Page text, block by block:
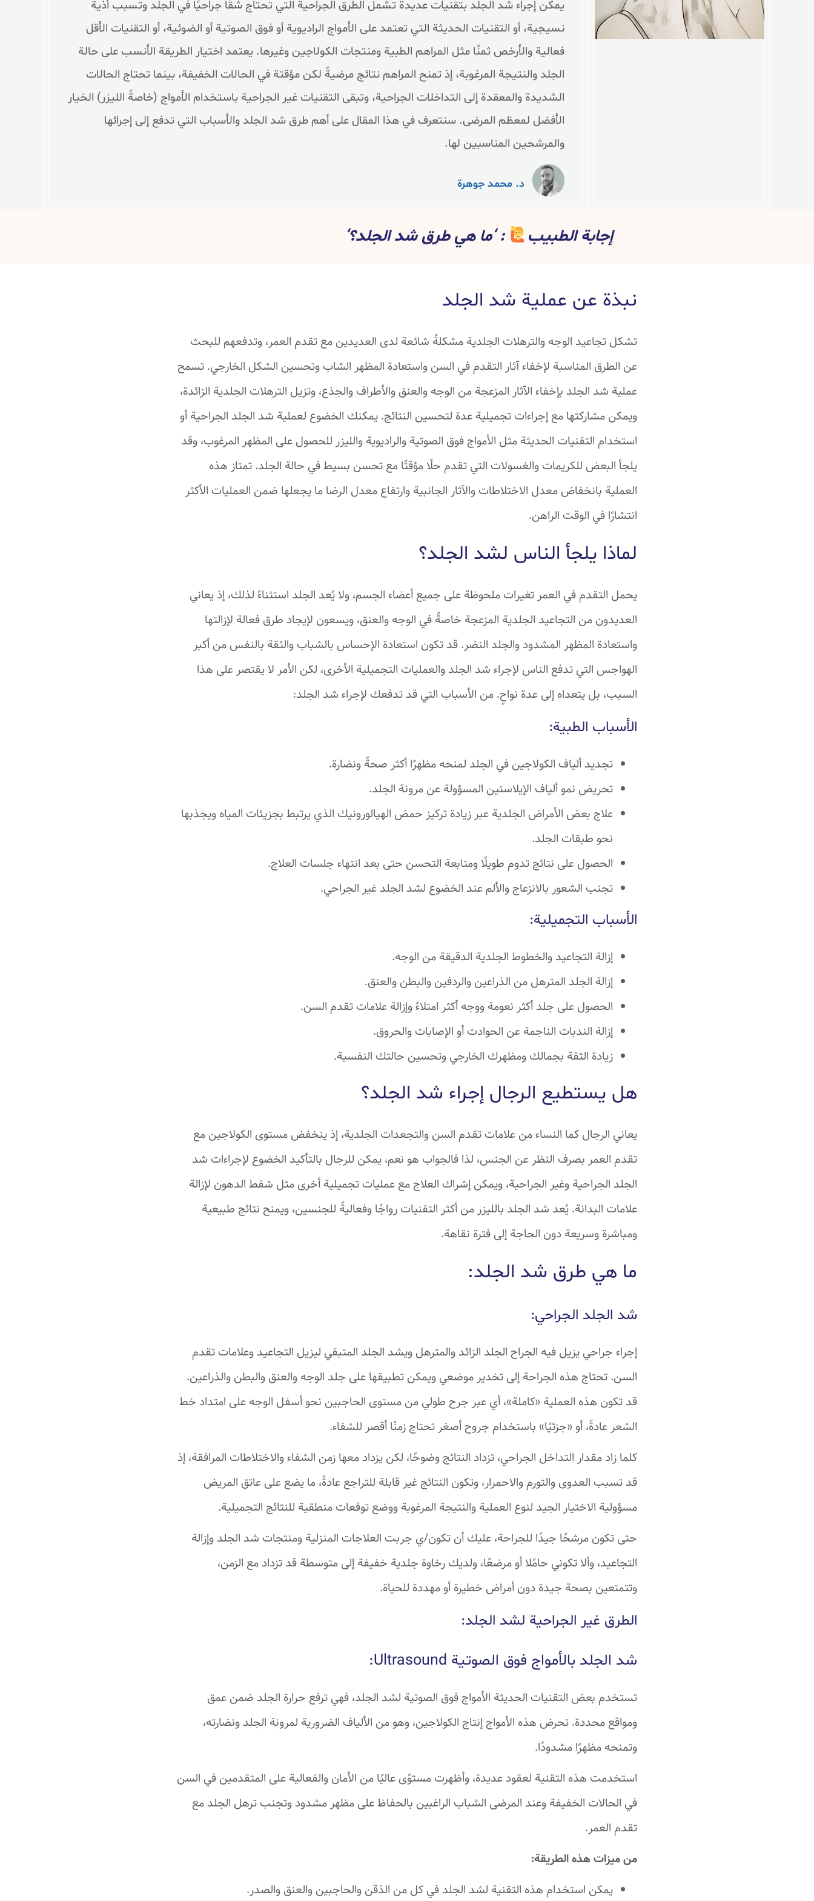
يمكن إجراء شد الجلد بتقنيات عديدةً تشمل الطرق الجراحية التي تحتاج شقًا جراحيًا في الجلد وتسبب أذية
نسيجية، أو التقنيات الحديثة التي تعتمد على الأمواج الراديوية أو فوق الصوتية أو الضوئية، أو التقنيات الأقل
فعالية والأرخص ثمنًا مثل المراهم الطبية ومنتجات الكولاجين وغيرها. يعتمد اختيار الطريقة الأنسب على حالة
الجلد والنتيجة المرغوبة، إذ تمنح المراهم نتائج مرضيةً لكن مؤقتة في الحالات الخفيفة، بينما تحتاج الحالات
الشديدة والمعقدة إلى التداخلات الجراحية، وتبقى التقنيات غير الجراحية باستخدام الأمواج (خاصةً الليزر) الخيار
الأفضل لمعظم المرضى. سنتعرف في هذا المقال على أهم طرق شد الجلد والأسباب التي تدفع إلى إجرائها
والمرشحين المناسبين لها.
د. محمد جوهرة
إجابة الطبيب : ‘ما هي طرق شد الجلد؟‘
نبذة عن عملية شد الجلد
تشكل تجاعيد الوجه والترهلات الجلدية مشكلةً شائعة لدى العديدين مع تقدم العمر، وتدفعهم للبحث
عن الطرق المناسبة لإخفاء آثار التقدم في السن واستعادة المظهر الشاب وتحسين الشكل الخارجي. تسمح
عملية شد الجلد بإخفاء الآثار المزعجة من الوجه والعنق والأطراف والجذع، وتزيل الترهلات الجلدية الزائدة،
ويمكن مشاركتها مع إجراءات تجميلية عدة لتحسين النتائج. يمكنك الخضوع لعملية شد الجلد الجراحية أو
استخدام التقنيات الحديثة مثل الأمواج فوق الصوتية والراديوية والليزر للحصول على المظهر المرغوب، وقد
يلجأ البعض للكريمات والغسولات التي تقدم حلًا مؤقتًا مع تحسن بسيط في حالة الجلد. تمتاز هذه
العملية بانخفاض معدل الاختلاطات والآثار الجانبية وارتفاع معدل الرضا ما يجعلها ضمن العمليات الأكثر
انتشارًا في الوقت الراهن.
لماذا يلجأ الناس لشد الجلد؟
يحمل التقدم في العمر تغيرات ملحوظة على جميع أعضاء الجسم، ولا يُعد الجلد استثناءً لذلك، إذ يعاني
العديدون من التجاعيد الجلدية المزعجة خاصةً في الوجه والعنق، ويسعون لإيجاد طرق فعالة لإزالتها
واستعادة المظهر المشدود والجلد النضر. قد تكون استعادة الإحساس بالشباب والثقة بالنفس من أكبر
الهواجس التي تدفع الناس لإجراء شد الجلد والعمليات التجميلية الأخرى، لكن الأمر لا يقتصر على هذا
السبب، بل يتعداه إلى عدة نواحٍ. من الأسباب التي قد تدفعك لإجراء شد الجلد:
الأسباب الطبية:
تجديد ألياف الكولاجين في الجلد لمنحه مظهرًا أكثر صحةً ونضارة.
تحريض نمو ألياف الإيلاستين المسؤولة عن مرونة الجلد.
علاج بعض الأمراض الجلدية عبر زيادة تركيز حمض الهيالورونيك الذي يرتبط بجزيئات المياه ويجذبها
نحو طبقات الجلد.
الحصول على نتائج تدوم طويلًا ومتابعة التحسن حتى بعد انتهاء جلسات العلاج.
تجنب الشعور بالانزعاج والألم عند الخضوع لشد الجلد غير الجراحي.
الأسباب التجميلية:
إزالة التجاعيد والخطوط الجلدية الدقيقة من الوجه.
إزالة الجلد المترهل من الذراعين والردفين والبطن والعنق.
الحصول على جلد أكثر نعومة ووجه أكثر امتلاءً وإزالة علامات تقدم السن.
إزالة الندبات الناجمة عن الحوادث أو الإصابات والحروق.
زيادة الثقة بجمالك ومظهرك الخارجي وتحسين حالتك النفسية.
هل يستطيع الرجال إجراء شد الجلد؟
يعاني الرجال كما النساء من علامات تقدم السن والتجعدات الجلدية، إذ ينخفض مستوى الكولاجين مع
تقدم العمر بصرف النظر عن الجنس، لذا فالجواب هو نعم، يمكن للرجال بالتأكيد الخضوع لإجراءات شد
الجلد الجراحية وغير الجراحية، ويمكن إشراك العلاج مع عمليات تجميلية أخرى مثل شفط الدهون لإزالة
علامات البدانة. يُعد شد الجلد بالليزر من أكثر التقنيات رواجًا وفعاليةً للجنسين، ويمنح نتائج طبيعية
ومباشرة وسريعة دون الحاجة إلى فترة نقاهة.
ما هي طرق شد الجلد:
شد الجلد الجراحي:
إجراء جراحي يزيل فيه الجراح الجلد الزائد والمترهل ويشد الجلد المتبقي ليزيل التجاعيد وعلامات تقدم
السن. تحتاج هذه الجراحة إلى تخدير موضعي ويمكن تطبيقها على جلد الوجه والعنق والبطن والذراعين.
قد تكون هذه العملية «كاملة»، أي عبر جرح طولي من مستوى الحاجبين نحو أسفل الوجه على امتداد خط
الشعر عادةً، أو «جزئيًا» باستخدام جروح أصغر تحتاج زمنًا أقصر للشفاء.
كلما زاد مقدار التداخل الجراحي، تزداد النتائج وضوحًا، لكن يزداد معها زمن الشفاء والاختلاطات المرافقة، إذ
قد تسبب العدوى والتورم والاحمرار، وتكون النتائج غير قابلة للتراجع عادةً، ما يضع على عاتق المريض
مسؤولية الاختيار الجيد لنوع العملية والنتيجة المرغوبة ووضع توقعات منطقية للنتائج التجميلية.
حتى تكون مرشحًا جيدًا للجراحة، عليك أن تكون/ي جربت العلاجات المنزلية ومنتجات شد الجلد وإزالة
التجاعيد، وألا تكوني حامًلا أو مرضعًا، ولديك رخاوة جلدية خفيفة إلى متوسطة قد تزداد مع الزمن،
وتتمتعين بصحة جيدة دون أمراض خطيرة أو مهددة للحياة.
الطرق غير الجراحية لشد الجلد:
شد الجلد بالأمواج فوق الصوتية Ultrasound
:
تستخدم بعض التقنيات الحديثة الأمواج فوق الصوتية لشد الجلد، فهي ترفع حرارة الجلد ضمن عمق
ومواقع محددة. تحرض هذه الأمواج إنتاج الكولاجين، وهو من الألياف الضرورية لمرونة الجلد ونضارته،
وتمنحه مظهرًا مشدودًا.
استخدمت هذه التقنية لعقود عديدة، وأظهرت مستوًى عاليًا من الأمان والفعالية على المتقدمين في السن
في الحالات الخفيفة وعند المرضى الشباب الراغبين بالحفاظ على مظهر مشدود وتجنب ترهل الجلد مع
تقدم العمر.
من ميزات هذه الطريقة:
يمكن استخدام هذه التقنية لشد الجلد في كل من الذقن والحاجبين والعنق والصدر.